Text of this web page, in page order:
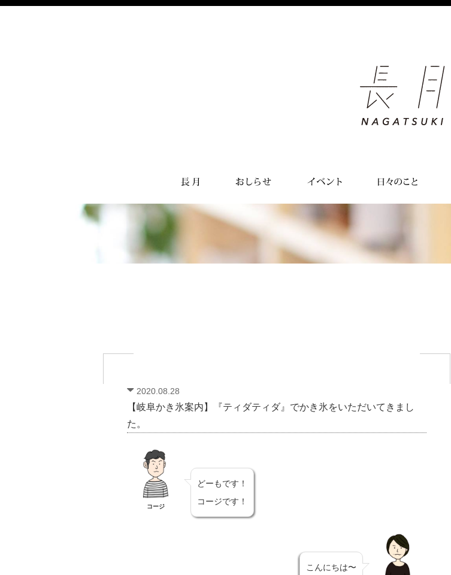
2020.08.28
【岐阜かき氷案内】『ティダティダ』でかき氷をいただいてきまし
た。
コージ
どーもです！
コージです！
こんにちは〜